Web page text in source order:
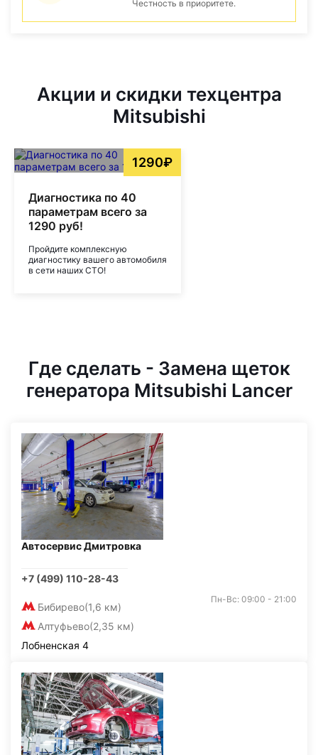
Честность в приоритете.
Акции и скидки техцентра
Mitsubishi
1290₽
Диагностика по 40
параметрам всего за
1290 руб!
Пройдите комплексную
диагностику вашего автомобиля
в сети наших СТО!
Где сделать - Замена щеток
генератора Mitsubishi Lancer
Автосервис Дмитровка
+7 (499) 110-28-43
Бибирево(1,6 км)
Алтуфьево(2,35 км)
Пн-Вс: 09:00 - 21:00
Лобненская 4